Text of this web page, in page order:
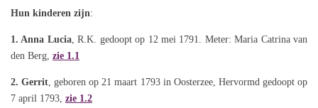
Hun kinderen zijn:
1. Anna Lucia, R.K. gedoopt op 12 mei 1791. Meter: Maria Catrina van
den Berg, zie 1.1
2. Gerrit , geboren op 21 maart 1793 in Oosterzee, Hervormd gedoopt op
7 april 1793, zie 1.2